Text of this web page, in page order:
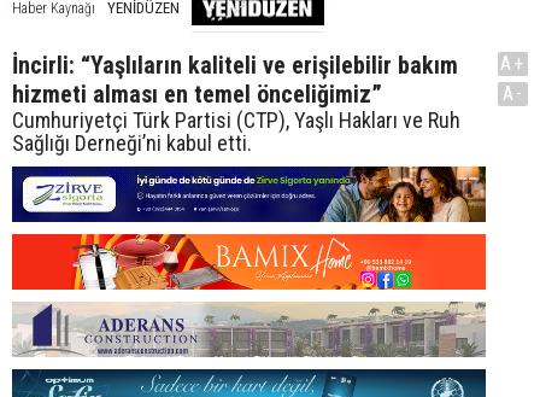
Haber Kaynağı YENİDÜZEN
İncirli: “Yaşlıların kaliteli ve erişilebilir bakım
hizmeti alması en temel önceliğimiz”
Cumhuriyetçi Türk Partisi (CTP), Yaşlı Hakları ve Ruh
Sağlığı Derneği’ni kabul etti.
A+
A-